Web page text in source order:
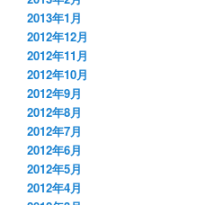
2013年1月
2012年12月
2012年11月
2012年10月
2012年9月
2012年8月
2012年7月
2012年6月
2012年5月
2012年4月